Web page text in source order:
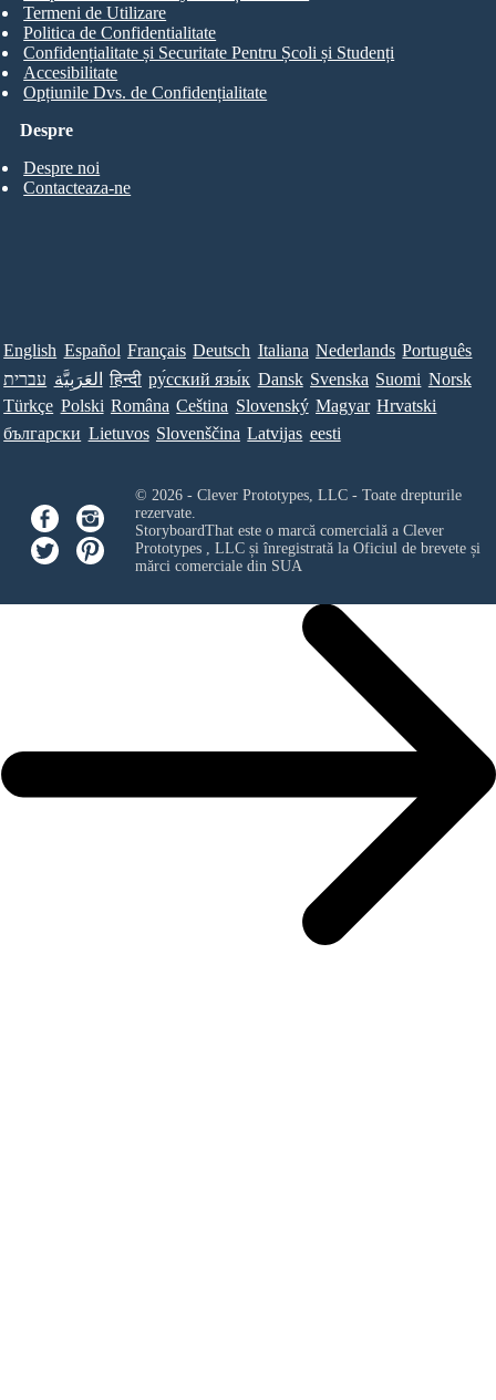
Despre
Despre noi
Contacteaza-ne
Termeni de Utilizare
Politica de Confidentialitate
Confidențialitate și Securitate Pentru Școli și Studenți
Accesibilitate
Opțiunile Dvs. de Confidențialitate
English Español Français Deutsch Italiana Nederlands Português
עברית العَرَبِيَّة हिन्दी ру́сский язы́к Dansk Svenska Suomi Norsk
Türkçe Polski Româna Ceština Slovenský Magyar Hrvatski
български Lietuvos Slovenščina Latvijas eesti
© 2026 - Clever Prototypes, LLC - Toate drepturile
rezervate.
StoryboardThat este o marcă comercială a Clever
Prototypes , LLCși înregistrată la Oficiul de brevete și
mărci comerciale din SUA